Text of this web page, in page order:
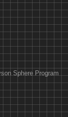
Sphere Program